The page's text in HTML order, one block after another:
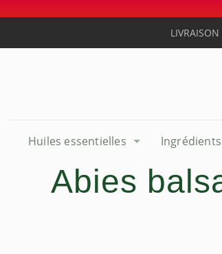
Huiles essentielles
Abies